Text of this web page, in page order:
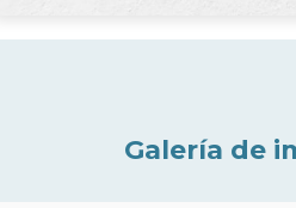
Galería de